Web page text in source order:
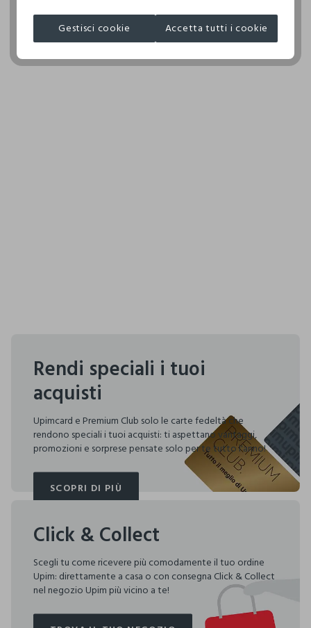
NON ASCIUGARE IN ASCIUGA BIANCHERIA A TAMBURO
ROTATIVO
110°C, LA STIRATURA A VAPORE PUO' PROVOCARE
JIAXING LANJIA FASHION CO., LT
MADE IN CHINA
Rendi speciali i tuoi
acquisti
Upimcard e Premium Club solo le carte fedeltà che
rendono speciali i tuoi acquisti: ti aspettano vantaggi,
promozioni e sorprese pensate solo per te tutto l'anno!
SCOPRI DI PIÙ
SCOPRI DI PIÙ
Click & Collect
Scegli tu come ricevere più comodamente il tuo ordine
Upim: direttamente a casa o con consegna Click & Collect
nel negozio Upim più vicino a te!
Gestisci cookie Accetta tutti i cookie